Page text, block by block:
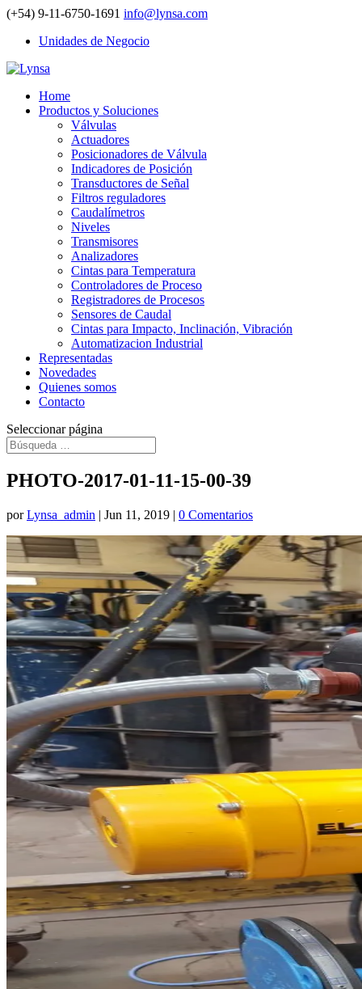
(+54) 9-11-6750-1691 info@lynsa.com
Unidades de Negocio
Home
Productos y Soluciones
Válvulas
Actuadores
Posicionadores de Válvula
Indicadores de Posición
Transductores de Señal
Filtros reguladores
Caudalímetros
Niveles
Transmisores
Analizadores
Cintas para Temperatura
Controladores de Proceso
Registradores de Procesos
Sensores de Caudal
Cintas para Impacto, Inclinación, Vibración
Automatizacion Industrial
Representadas
Novedades
Quienes somos
Contacto
Seleccionar página
PHOTO-2017-01-11-15-00-39
porLynsa_admin | Jun 11, 2019 | 0 Comentarios